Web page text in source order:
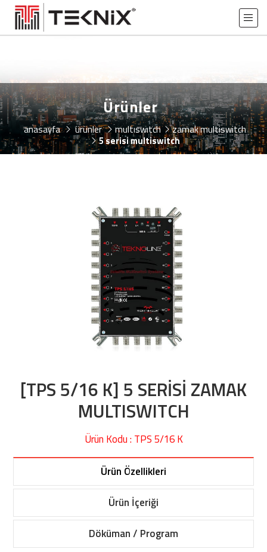
Ürünler
anasayfa ürünler multiswitch
zamak multiswitch
5 serisi multiswitch
[TPS 5/16 K] 5 SERİSİ ZAMAK
MULTISWITCH
Ürün Kodu : TPS 5/16 K
Ürün Özellikleri
Ürün İçeriği
Döküman / Program